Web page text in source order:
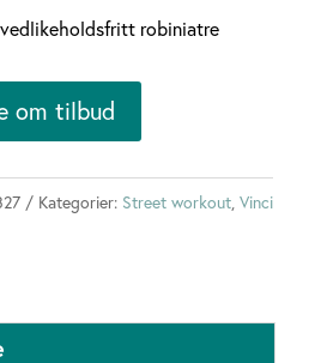
robiniatre
om tilbud
Kategorier: Street workout, Vinci